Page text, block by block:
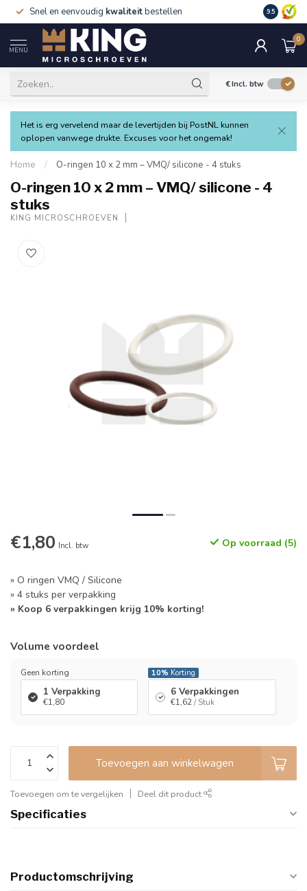
Snel en eenvoudig kwaliteitbestellen 9.5
MENU
0
€Incl. btw
Het is erg vervelend maar de levertijden bij PostNL kunnen
oplopen vanwege drukte. Excuses voor het ongemak!
Home / O-ringen 10 x 2 mm – VMQ/ silicone - 4 stuks
O-ringen 10 x 2 mm – VMQ/ silicone - 4
stuks
KING MICROSCHROEVEN
€1,80 Incl. btw Op voorraad (5)
» O ringen VMQ / Silicone
» 4 stuks per verpakking
» Koop 6 verpakkingen krijg 10% korting!
Volume voordeel
Geen korting
1 Verpakking
€1,80
10% Korting
6 Verpakkingen
€1,62/ Stuk
Toevoegen aan winkelwagen
Toevoegen om te vergelijken Deel dit product
Specificaties
Productomschrijving